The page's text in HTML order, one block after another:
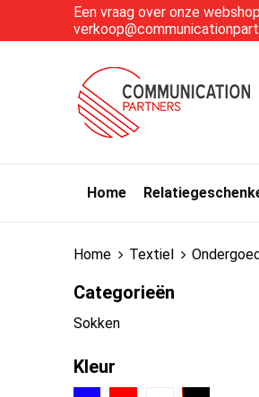
Een vraag over onze
Home
Home Textiel
Categorieën
Sokken
Kleur